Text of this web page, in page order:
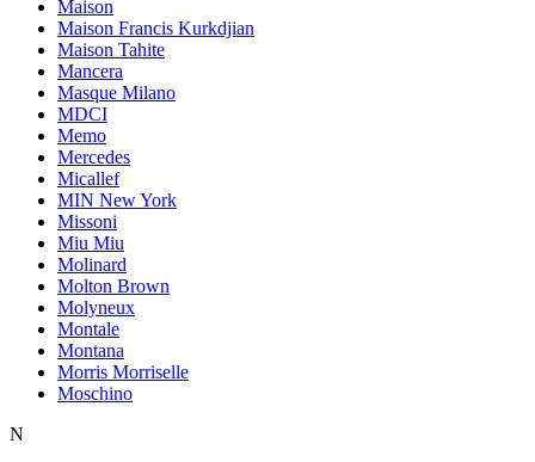
Maison
Maison Francis Kurkdjian
Maison Tahite
Mancera
Masque Milano
MDCI
Memo
Mercedes
Micallef
MIN New York
Missoni
Miu Miu
Molinard
Molton Brown
Molyneux
Montale
Montana
Morris Morriselle
Moschino
N